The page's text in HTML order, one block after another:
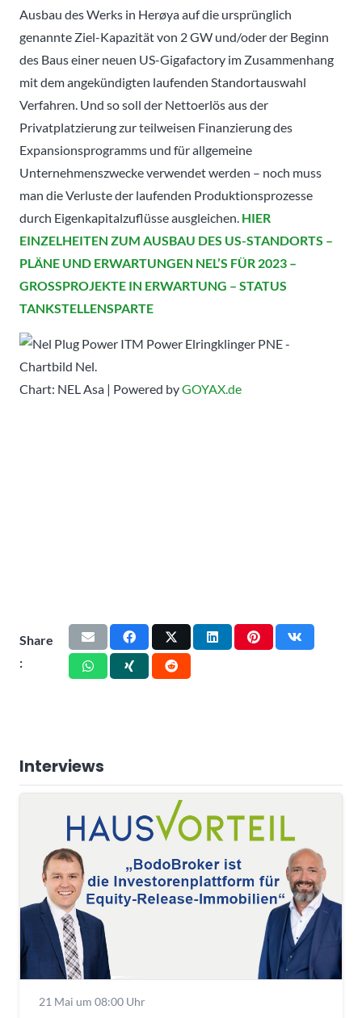
Ausbau des Werks in Herøya auf die ursprünglich
genannte Ziel-Kapazität von 2 GW und/oder der Beginn
des Baus einer neuen US-Gigafactory im Zusammenhang
mit dem angekündigten laufenden Standortauswahl
Verfahren. Und so soll der Nettoerlös aus der
Privatplatzierung zur teilweisen Finanzierung des
Expansionsprogramms und für allgemeine
Unternehmenszwecke verwendet werden – noch muss
man die Verluste der laufenden Produktionsprozesse
durch Eigenkapitalzuflüsse ausgleichen. HIER
EINZELHEITEN ZUM AUSBAU DES US-STANDORTS –
PLÄNE UND ERWARTUNGEN NEL’S FÜR 2023 –
GROSSPROJEKTE IN ERWARTUNG – STATUS
TANKSTELLENSPARTE
Chart: NEL Asa | Powered byGOYAX.de
Share
:
Interviews
21 Mai um 08:00 Uhr